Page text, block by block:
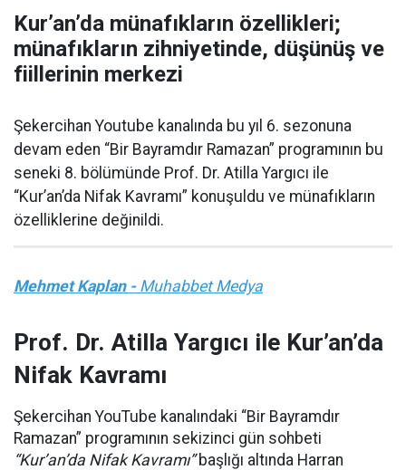
Kur’an’da münafıkların özellikleri;
münafıkların zihniyetinde, düşünüş ve
fiillerinin merkezi
Şekercihan Youtube kanalında bu yıl 6. sezonuna
devam eden “Bir Bayramdır Ramazan” programının bu
seneki 8. bölümünde Prof. Dr. Atilla Yargıcı ile
“Kur’an’da Nifak Kavramı” konuşuldu ve münafıkların
özelliklerine değinildi.
Mehmet Kaplan -Muhabbet Medya
Prof. Dr. Atilla Yargıcı ile Kur’an’da
Nifak Kavramı
Şekercihan YouTube kanalındaki “Bir Bayramdır
Ramazan” programının sekizinci gün sohbeti
“Kur’an’da Nifak Kavramı”başlığı altında Harran